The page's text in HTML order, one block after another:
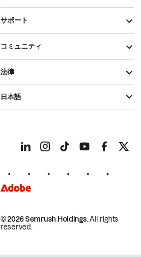
サポート
コミュニティ
© 2026 Semrush Holdings.All rights
reserved.
法律
日本語